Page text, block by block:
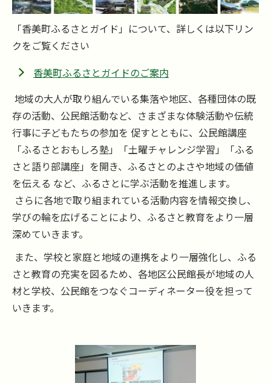
「香美町ふるさとガイド」について、詳しくは以下リン
クをご覧ください
香美町ふるさとガイドのご案内
地域の大人が取り組んでいる集落や地区、各種団体の既
存の活動、公民館活動など、さまざまな体験活動や伝統
行事に子どもたちの参加を 促すとともに、公民館講座
「ふるさとおもしろ塾」「土曜チャレンジ学習」「ふる
さと語り部講座」を開き、ふるさとのよさや地域の価値
を伝える など、ふるさとに学ぶ活動を推進します。
さらに各地で取り組まれている活動内容を情報交換し、
学びの輪を広げることにより、ふるさと教育をより一層
深めていきます。
また、学校と家庭と地域の連携をより一層強化し、ふる
さと教育の充実を図るため、各地区公民館長が地域の人
材と学校、公民館をつなぐコーディネーター役を担って
いきます。